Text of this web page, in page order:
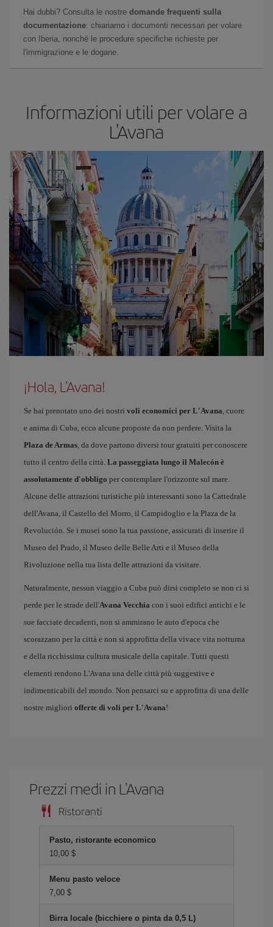
Hai dubbi? Consulta le nostre domande frequenti sulla
documentazione: chiariamo i documenti necessari per volare
con Iberia, nonché le procedure specifiche richieste per
l'immigrazione e le dogane.
Informazioni utili per volare a
L'Avana
¡Hola, L'Avana!
Se hai prenotato uno dei nostri voli economici per L'Avana, cuore
e anima di Cuba, ecco alcune proposte da non perdere. Visita la
Plaza de Armas, da dove partono diversi tour gratuiti per conoscere
tutto il centro della città. La passeggiata lungo il Malecón è
assolutamente d'obbligo per contemplare l'orizzonte sul mare.
Alcune delle attrazioni turistiche più interessanti sono la Cattedrale
dell'Avana, il Castello del Morro, il Campidoglio e la Plaza de la
Revolución. Se i musei sono la tua passione, assicurati di inserire il
Museo del Prado, il Museo delle Belle Arti e il Museo della
Rivoluzione nella tua lista delle attrazioni da visitare.
Naturalmente, nessun viaggio a Cuba può dirsi completo se non ci si
perde per le strade dell'Avana Vecchia con i suoi edifici antichi e le
sue facciate decadenti, non si ammirano le auto d'epoca che
scorazzano per la città e non si approfitta della vivace vita notturna
e della ricchissima cultura musicale della capitale. Tutti questi
elementi rendono L'Avana una delle città più suggestive e
indimenticabili del mondo. Non pensarci su e approfitta di una delle
nostre migliori offerte di voli per L'Avana!
Prezzi medi in L'Avana
Ristoranti
Pasto, ristorante economico
10,00 $
Menu pasto veloce
7,00 $
Birra locale (bicchiere o pinta da 0,5 L)